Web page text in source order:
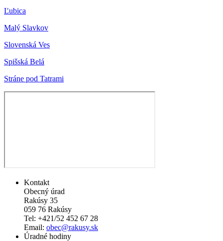
Ľubica
Malý Slavkov
Slovenská Ves
Spišská Belá
Stráne pod Tatrami
Kontakt
Obecný úrad
Rakúsy 35
059 76 Rakúsy
Tel: +421/52 452 67 28
Email: obec@rakusy.sk
Úradné hodiny